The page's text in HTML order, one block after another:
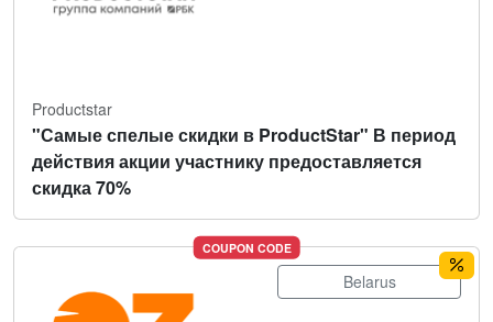
Productstar
"Самые спелые скидки в ProductStar" В период
действия акции участнику предоставляется
скидка 70%
COUPON CODE
Belarus